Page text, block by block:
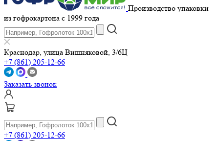
Производство упаковки
из гофрокартона с 1999 года
Краснодар, улица Вишняковой, 3/6Ц
+7 (861) 205-12-66
Заказать звонок
+7 (861) 205-12-66